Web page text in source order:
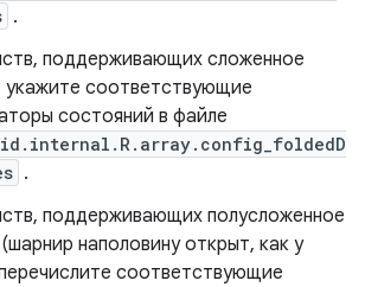
.
поддерживающих сложенное
укажите соответствующие
состояний в файле
.
поддерживающих полусложенное
наполовину открыт, как у
соответствующие